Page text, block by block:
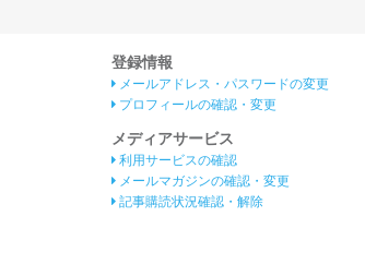
登録情報
メールアドレス・パスワードの変更
プロフィールの確認・変更
メディアサービス
利用サービスの確認
メールマガジンの確認・変更
記事購読状況確認・解除